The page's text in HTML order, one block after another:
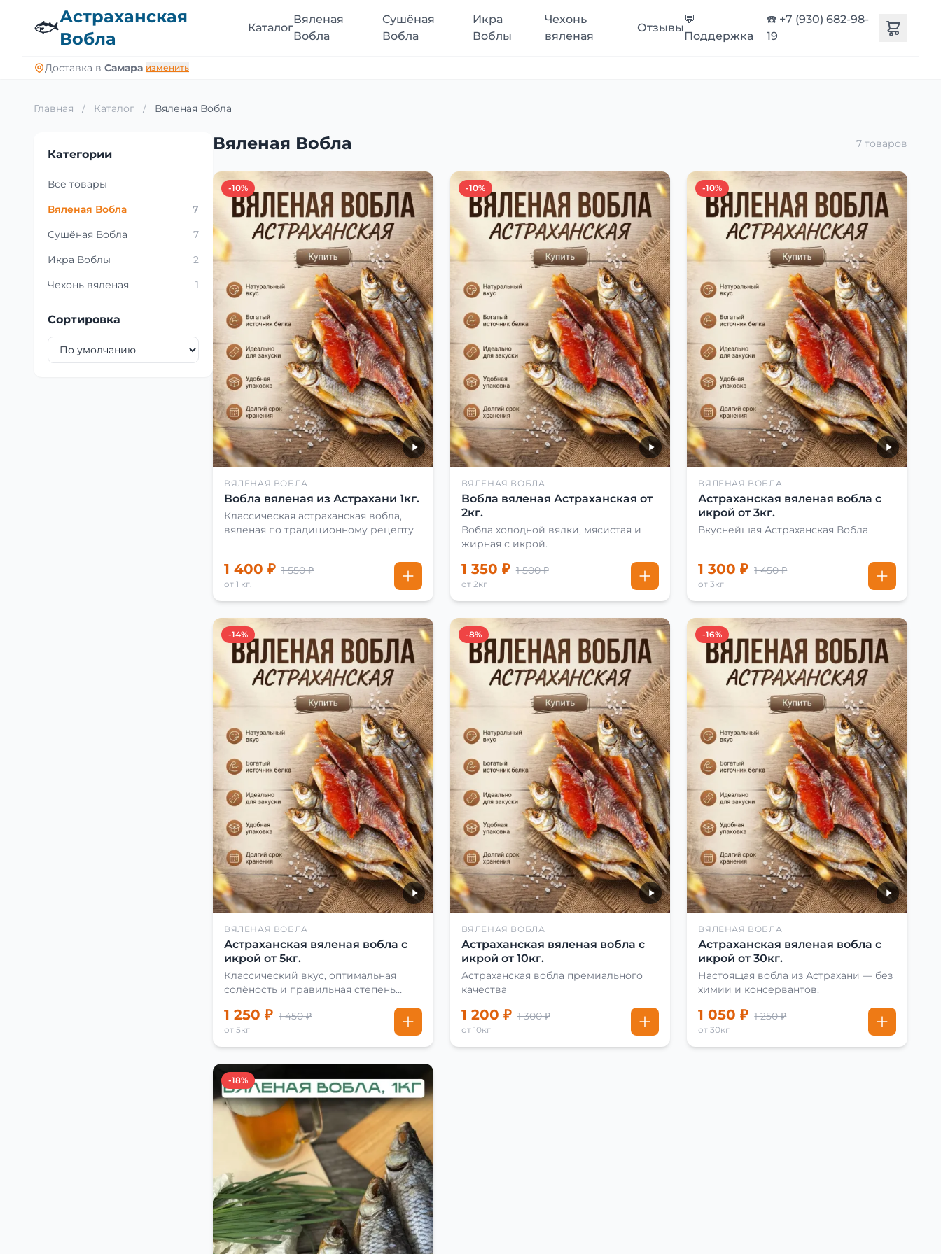
🐟Астраханская
Вобла
Каталог
Вяленая
Вобла
Сушёная
Вобла
Икра
Воблы
Чехонь
вяленая
Отзывы
💬
Поддержка
☎️ +7 (930) 682-98-
19
Доставка в Самара изменить
Главная / Каталог / Вяленая Вобла
Категории
Все товары
Вяленая Вобла
7
Сушёная Вобла
7
Икра Воблы
2
Чехонь вяленая
1
Сортировка
Вяленая Вобла 7 товаров
-10%
ВЯЛЕНАЯ ВОБЛА
Вобла вяленая из Астрахани 1кг.
Классическая астраханская вобла,
вяленая по традиционному рецепту
1 400 ₽ 1 550 ₽
от 1 кг.
-10%
ВЯЛЕНАЯ ВОБЛА
Вобла вяленая Астраханская от
2кг.
Вобла холодной вялки, мясистая и
жирная с икрой.
1 350 ₽ 1 500 ₽
от 2кг
-10%
ВЯЛЕНАЯ ВОБЛА
Астраханская вяленая вобла с
икрой от 3кг.
Вкуснейшая Астраханская Вобла
1 300 ₽ 1 450 ₽
от 3кг
-14%
ВЯЛЕНАЯ ВОБЛА
Астраханская вяленая вобла с
икрой от 5кг.
Классический вкус, оптимальная
солёность и правильная степень
1 250 ₽ 1 450 ₽
от 5кг
-8%
ВЯЛЕНАЯ ВОБЛА
Астраханская вяленая вобла с
икрой от 10кг.
Астраханская вобла премиального
качества
1 200 ₽ 1 300 ₽
от 10кг
-16%
ВЯЛЕНАЯ ВОБЛА
Астраханская вяленая вобла с
икрой от 30кг.
Настоящая вобла из Астрахани — без
химии и консервантов.
1 050 ₽ 1 250 ₽
от 30кг
-18%